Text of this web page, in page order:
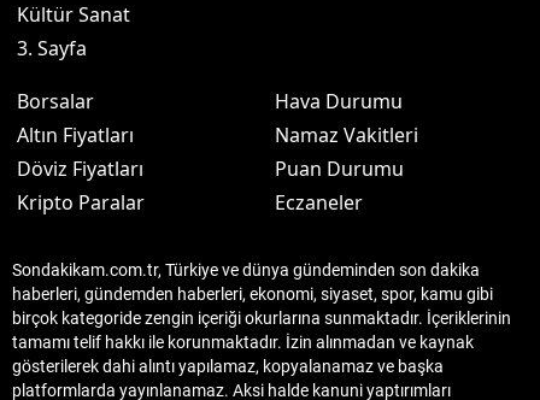
Kültür Sanat
3. Sayfa
Borsalar
Altın Fiyatları
Döviz Fiyatları
Kripto Paralar
Hava Durumu
Namaz Vakitleri
Puan Durumu
Eczaneler
Sondakikam.com.tr, Türkiye ve dünya gündeminden son dakika
haberleri, gündemden haberleri, ekonomi, siyaset, spor, kamu gibi
birçok kategoride zengin içeriği okurlarına sunmaktadır. İçeriklerinin
tamamı telif hakkı ile korunmaktadır. İzin alınmadan ve kaynak
gösterilerek dahi alıntı yapılamaz, kopyalanamaz ve başka
platformlarda yayınlanamaz. Aksi halde kanuni yaptırımları